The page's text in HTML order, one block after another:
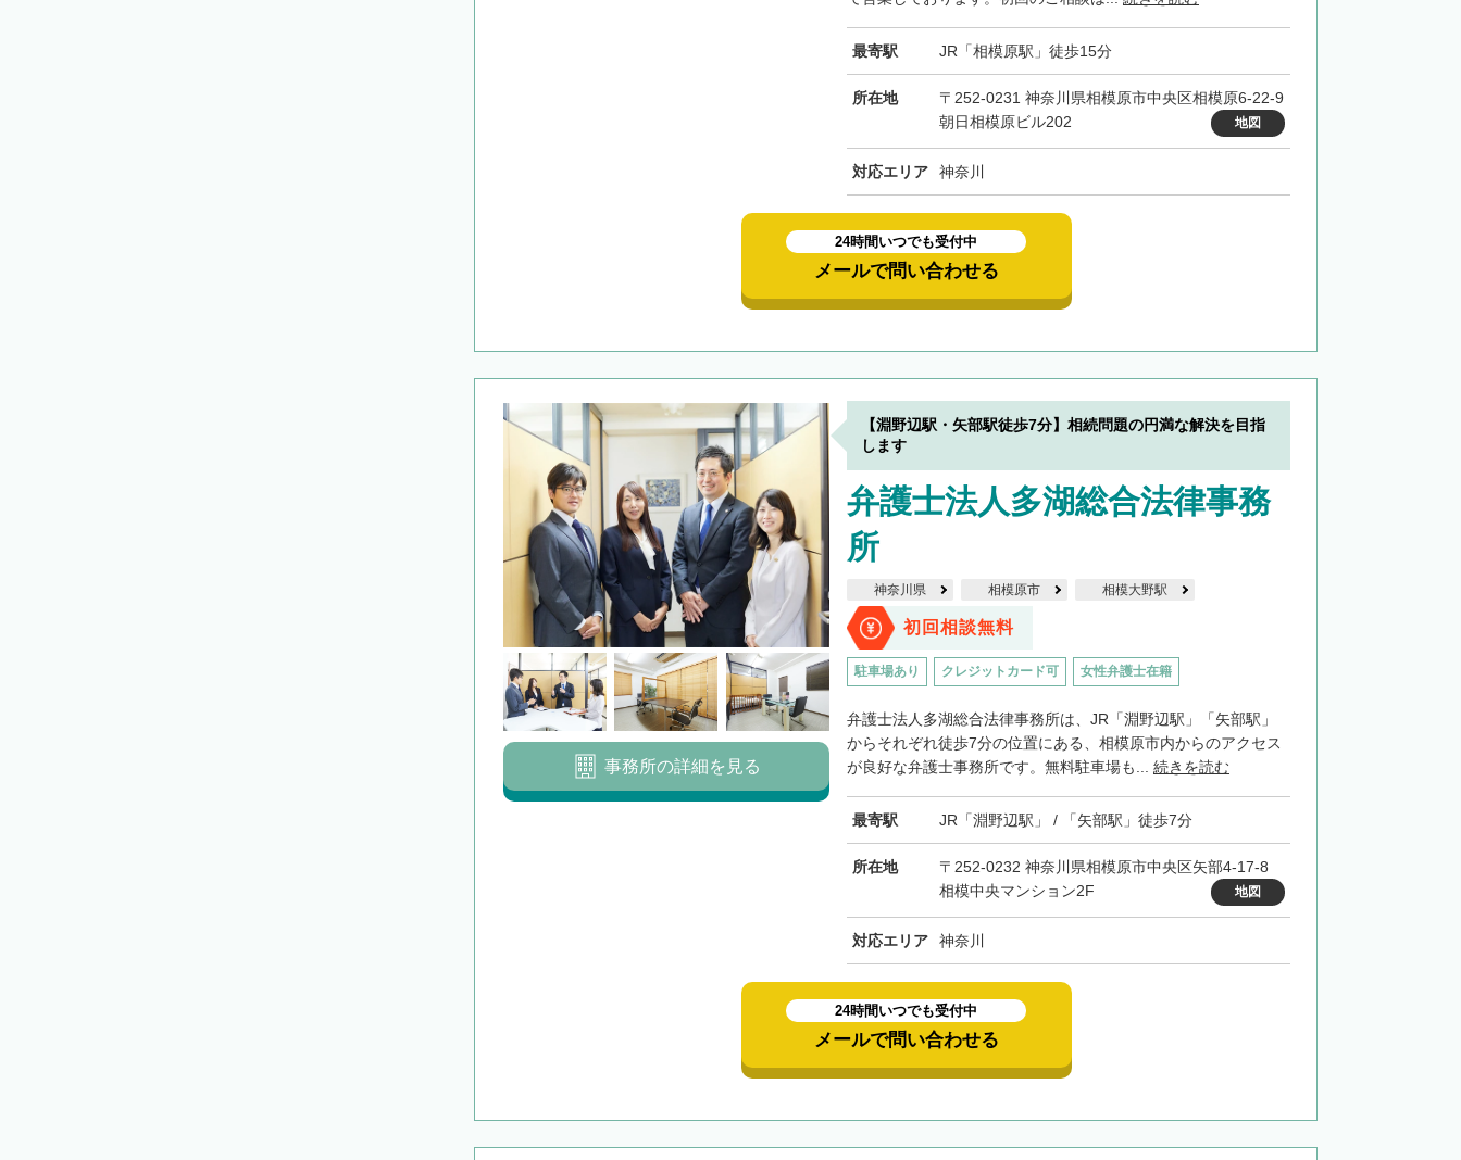
最寄駅 JR「相模原駅」徒歩15分
所在地
〒252-0231 神奈川県相模原市中央区相模原6-22-9
朝日相模原ビル202
地図
対応エリア 神奈川
24時間いつでも受付中
メールで問い合わせる
【淵野辺駅・矢部駅徒歩7分】相続問題の円満な解決を目指
します
弁護士法人多湖総合法律事務
所
神奈川県 相模原市 相模大野駅
初回相談無料
駐車場あり クレジットカード可 女性弁護士在籍
弁護士法人多湖総合法律事務所は、JR「淵野辺駅」「矢部駅」
からそれぞれ徒歩7分の位置にある、相模原市内からのアクセス
が良好な弁護士事務所です。無料駐車場も... 続きを読む
最寄駅 JR「淵野辺駅」 / 「矢部駅」徒歩7分
所在地
〒252-0232 神奈川県相模原市中央区矢部4-17-8
相模中央マンション2F
地図
対応エリア 神奈川
事務所の詳細を見る
24時間いつでも受付中
メールで問い合わせる